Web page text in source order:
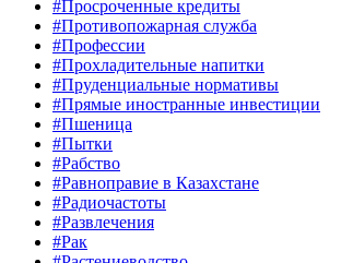
#Просроченные кредиты
#Противопожарная служба
#Профессии
#Прохладительные напитки
#Пруденциальные нормативы
#Прямые иностранные инвестиции
#Пшеница
#Пытки
#Рабство
#Равноправие в Казахстане
#Радиочастоты
#Развлечения
#Рак